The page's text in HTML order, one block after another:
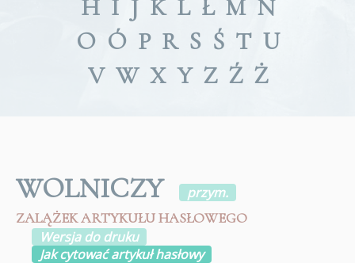
H I J K L Ł M N
O Ó P R S Ś T U
V W X Y Z Ź Ż
WOLNICZY
przym.
ZALĄŻEK ARTYKUŁU HASŁOWEGO
Wersja do druku
Jak cytować artykuł hasłowy